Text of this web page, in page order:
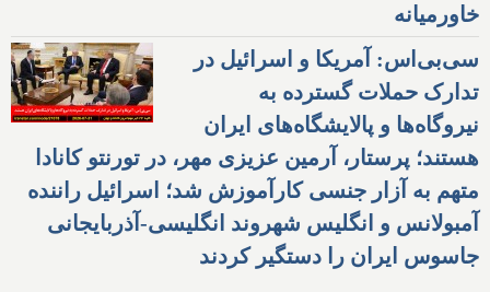
خاورمیانه
سی‌بی‌اس: آمریکا و اسرائیل در
تدارک حملات گسترده به
نیروگاه‌ها و پالایشگاه‌های ایران
هستند؛ پرستار، آرمین عزیزی مهر، در تورنتو کانادا
متهم به آزار جنسی کارآموزش شد؛ اسرائیل راننده
آمبولانس و انگلیس شهروند انگلیسی-آذربایجانی
جاسوس ایران را دستگیر کردند